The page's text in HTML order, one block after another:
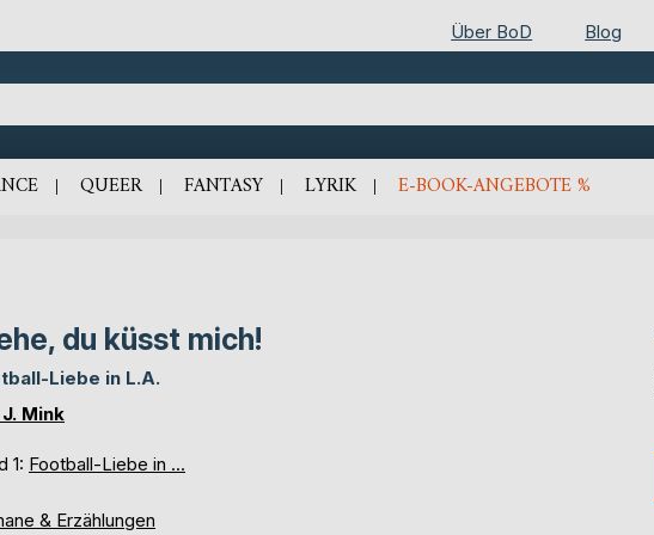
Über BoD Blog
QUEER FANTASY LYRIK E-BOOK-ANGEBOTE %
du küsst mich!
Liebe in L.A.
J. Mink
1: Football-Liebe in ...
& Erzählungen